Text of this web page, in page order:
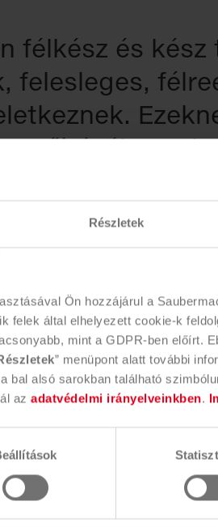
Részletek
Ön hozzájárul a
felek által elhelyezett cookie-k
mint a GDPR-ben előírt.
” menüpont alatt további
bal alsó sarokban található
az adatvédelmi irányelveinkben.
félkész és
felesleges,
gyűjtéséhez a
a
egyedi
előre
bejelentés